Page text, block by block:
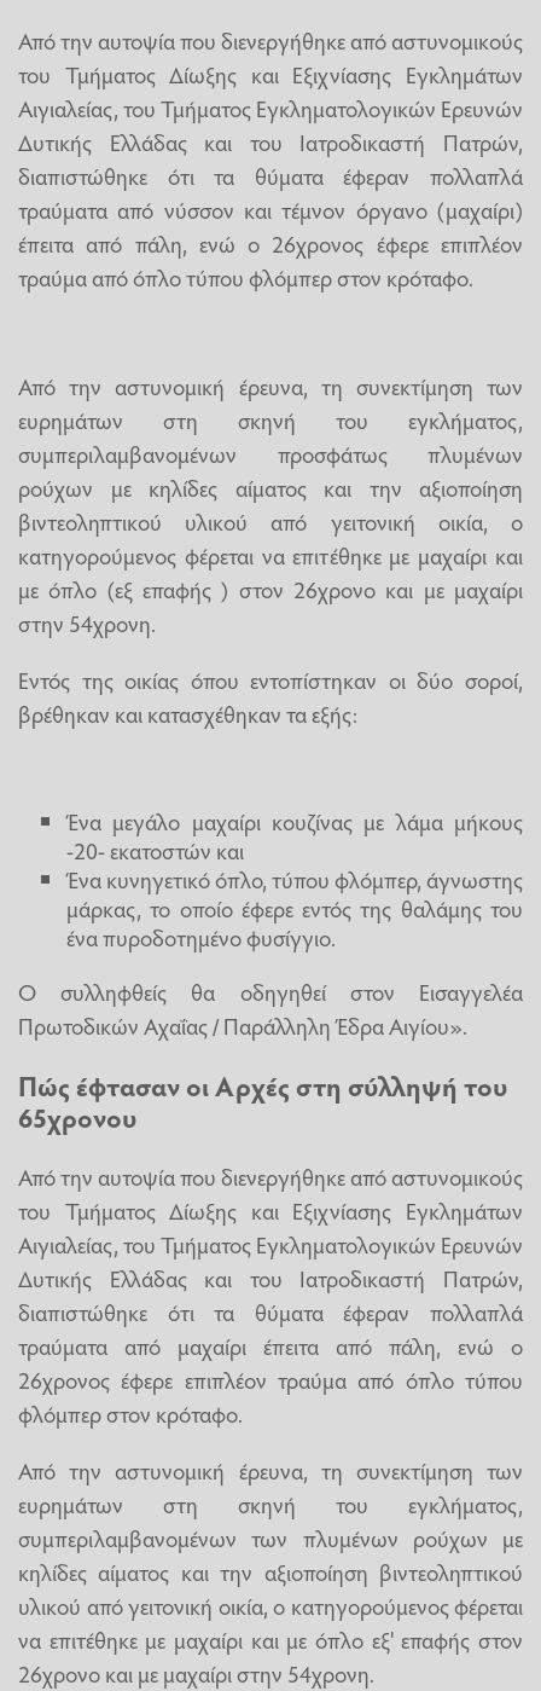
Από την αυτοψία που διενεργήθηκε από αστυνομικούς
του Τμήματος Δίωξης και Εξιχνίασης Εγκλημάτων
Αιγιαλείας, του Τμήματος Εγκληματολογικών Ερευνών
Δυτικής Ελλάδας και του Ιατροδικαστή Πατρών,
διαπιστώθηκε ότι τα θύματα έφεραν πολλαπλά
τραύματα από νύσσον και τέμνον όργανο (μαχαίρι)
έπειτα από πάλη, ενώ ο 26χρονος έφερε επιπλέον
τραύμα από όπλο τύπου φλόμπερ στον κρόταφο.
Από την αστυνομική έρευνα, τη συνεκτίμηση των
ευρημάτων στη σκηνή του εγκλήματος,
συμπεριλαμβανομένων προσφάτως πλυμένων
ρούχων με κηλίδες αίματος και την αξιοποίηση
βιντεοληπτικού υλικού από γειτονική οικία, ο
κατηγορούμενος φέρεται να επιτέθηκε με μαχαίρι και
με όπλο (εξ επαφής ) στον 26χρονο και με μαχαίρι
στην 54χρονη.
Εντός της οικίας όπου εντοπίστηκαν οι δύο σοροί,
βρέθηκαν και κατασχέθηκαν τα εξής:
Ένα μεγάλο μαχαίρι κουζίνας με λάμα μήκους
-20- εκατοστών και
Ένα κυνηγετικό όπλο, τύπου φλόμπερ, άγνωστης
μάρκας, το οποίο έφερε εντός της θαλάμης του
ένα πυροδοτημένο φυσίγγιο.
Ο συλληφθείς θα οδηγηθεί στον Εισαγγελέα
Πρωτοδικών Αχαΐας / Παράλληλη Έδρα Αιγίου».
Πώς έφτασαν οι Αρχές στη σύλληψή του
65χρονου
Από την αυτοψία που διενεργήθηκε από αστυνομικούς
του Τμήματος Δίωξης και Εξιχνίασης Εγκλημάτων
Αιγιαλείας, του Τμήματος Εγκληματολογικών Ερευνών
Δυτικής Ελλάδας και του Ιατροδικαστή Πατρών,
διαπιστώθηκε ότι τα θύματα έφεραν πολλαπλά
τραύματα από μαχαίρι έπειτα από πάλη, ενώ ο
26χρονος έφερε επιπλέον τραύμα από όπλο τύπου
φλόμπερ στον κρόταφο.
Από την αστυνομική έρευνα, τη συνεκτίμηση των
ευρημάτων στη σκηνή του εγκλήματος,
συμπεριλαμβανομένων των πλυμένων ρούχων με
κηλίδες αίματος και την αξιοποίηση βιντεοληπτικού
υλικού από γειτονική οικία, ο κατηγορούμενος φέρεται
να επιτέθηκε με μαχαίρι και με όπλο εξ' επαφής στον
26χρονο και με μαχαίρι στην 54χρονη.